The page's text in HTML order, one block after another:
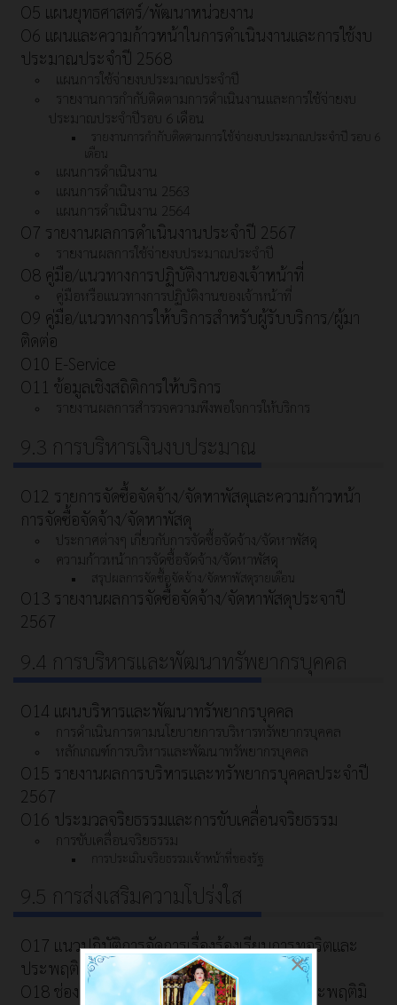
O5 แผนยุทธศาสตร์/พัฒนาหน่วยงาน
O6 แผนและความก้าวหน้าในการดำเนินงานและการใช้งบ
ประมาณประจำปี 2568
แผนการใช้จ่ายงบประมาณประจำปี
รายงานการกำกับติดตามการดำเนินงานและการใช้จ่ายงบ
ประมาณประจำปีรอบ 6 เดือน
รายงานการกำกับติดตามการใช้จ่ายงบประมาณประจำปี รอบ 6
เดือน
แผนการดำเนินงาน
แผนการดำเนินงาน 2563
แผนการดำเนินงาน 2564
O7 รายงานผลการดำเนินงานประจำปี 2567
รายงานผลการใช้จ่ายงบประมาณประจำปี
O8 คู่มือ/แนวทางการปฏิบัติงานของเจ้าหน้าที่
คู่มือหรือแนวทางการปฏิบัติงานของเจ้าหน้าที่
O9 คู่มือ/แนวทางการให้บริการสำหรับผู้รับบริการ/ผู้มา
ติดต่อ
O10 E-Service
O11 ข้อมูลเชิงสถิติการให้บริการ
รายงานผลการสำรวจความพึงพอใจการให้บริการ
9.3 การบริหารเงินงบประมาณ
O12 รายการจัดซื้อจัดจ้าง/จัดหาพัสดุและความก้าวหน้า
การจัดซื้อจัดจ้าง/จัดหาพัสดุ
ประกาศต่างๆ เกี่ยวกับการจัดซื้อจัดจ้าง/จัดหาพัสดุ
ความก้าวหน้าการจัดซื้อจัดจ้าง/จัดหาพัสดุ
สรุปผลการจัดซื้อจัดจ้าง/จัดหาพัสดุรายเดือน
O13 รายงานผลการจัดซื้อจัดจ้าง/จัดหาพัสดุประจาปี
2567
9.4 การบริหารและพัฒนาทรัพยากรบุคคล
O14 แผนบริหารและพัฒนาทรัพยากรบุคคล
การดำเนินการตามนโยบายการบริหารทรัพยากรบุคคล
หลักเกณฑ์การบริหารและพัฒนาทรัพยากรบุคคล
O15 รายงานผลการบริหารและทรัพยากรบุคคลประจำปี
2567
O16 ประมวลจริยธรรมและการขับเคลื่อนจริยธรรม
การขับเคลื่อนจริยธรรม
การประเมินจริยธรรมเจ้าหน้าที่ของรัฐ
9.5 การส่งเสริมความโปร่งใส
O17 แนวปฏิบัติการจัดการเรื่องร้องเรียนการทุจริตและ
ประพฤติมิชอบ
O18 ช่องทางแจ้งเรื่องร้องเรียนการทุจริตและประพฤติมิ
×